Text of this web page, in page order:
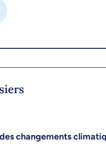
changements